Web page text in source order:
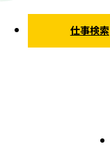
仕事検索